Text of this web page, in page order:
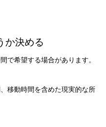
か決める
で希望する場合があります。
移動時間を含めた現実的な所